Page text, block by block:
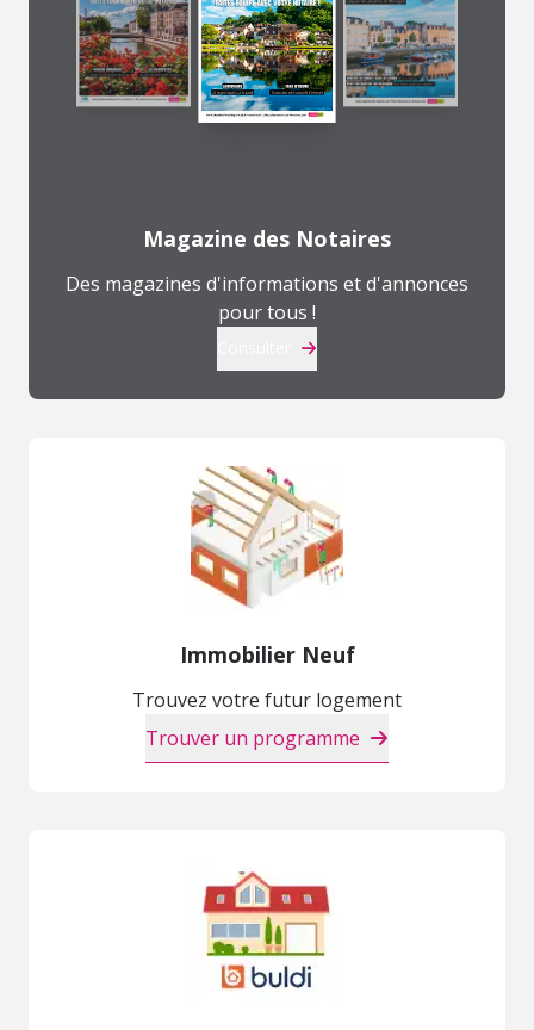
Magazine des Notaires
Des magazines d'informations et d'annonces
pour tous !
Immobilier Neuf
Trouvez votre futur logement
Trouver un programme